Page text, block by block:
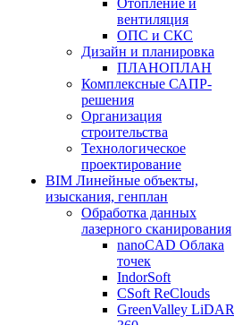
Отопление и
вентиляция
ОПС и СКС
Дизайн и планировка
ПЛАНОПЛАН
Комплексные САПР-
решения
Организация
строительства
Технологическое
проектирование
BIM Линейные объекты,
изыскания, генплан
Обработка данных
лазерного сканирования
nanoCAD Облака
точек
IndorSoft
CSoft ReClouds
GreenValley LiDAR